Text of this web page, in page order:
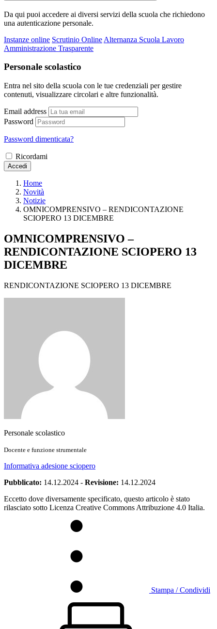
Da qui puoi accedere ai diversi servizi della scuola che richiedono
una autenticazione personale.
Instanze online Scrutinio Online Alternanza Scuola Lavoro
Amministrazione Trasparente
Personale scolastico
Entra nel sito della scuola con le tue credenziali per gestire
contenuti, visualizzare circolari e altre funzionalità.
Email address
Password
Password dimenticata?
Ricordami
Accedi
Home
Novità
Notizie
OMNICOMPRENSIVO – RENDICONTAZIONE
SCIOPERO 13 DICEMBRE
OMNICOMPRENSIVO –
RENDICONTAZIONE SCIOPERO 13
DICEMBRE
RENDICONTAZIONE SCIOPERO 13 DICEMBRE
Personale scolastico
Docente e funzione strumentale
Informativa adesione sciopero
Pubblicato: 14.12.2024 - Revisione: 14.12.2024
Eccetto dove diversamente specificato, questo articolo è stato
rilasciato sotto Licenza Creative Commons Attribuzione 4.0 Italia.
Stampa / Condividi